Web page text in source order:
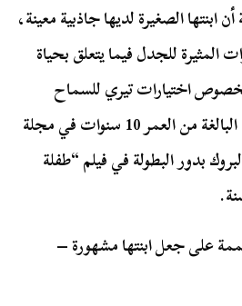
الصغيرة لديها جاذبية معينة،
للجدل فيما يتعلق بحياة
اختيارات تيري للسماح
بطباعة صور عارية للطفلة البالغة من العمر 10 سنوات في مجلة
بدور البطولة في فيلم “طفلة
على جعل ابنتها مشهورة –